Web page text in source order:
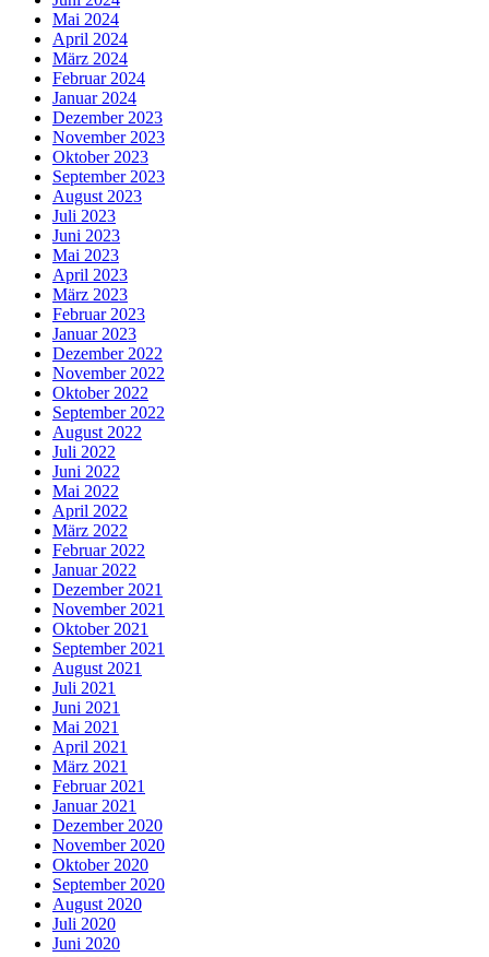
Mai 2024
April 2024
März 2024
Februar 2024
Januar 2024
Dezember 2023
November 2023
Oktober 2023
September 2023
August 2023
Juli 2023
Juni 2023
Mai 2023
April 2023
März 2023
Februar 2023
Januar 2023
Dezember 2022
November 2022
Oktober 2022
September 2022
August 2022
Juli 2022
Juni 2022
Mai 2022
April 2022
März 2022
Februar 2022
Januar 2022
Dezember 2021
November 2021
Oktober 2021
September 2021
August 2021
Juli 2021
Juni 2021
Mai 2021
April 2021
März 2021
Februar 2021
Januar 2021
Dezember 2020
November 2020
Oktober 2020
September 2020
August 2020
Juli 2020
Juni 2020